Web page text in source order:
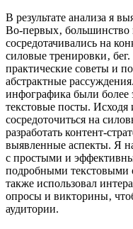
В результате анализа я
Во-первых‚ большинство
сосредотачивались на
силовые тренировки‚
практические советы и
абстрактные
инфографика были
текстовые посты. Исходя
сосредоточиться на
разработать контент-
выявленные аспекты. Я
с простыми и
подробными
также использовал
опросы и викторины‚
аудитории.